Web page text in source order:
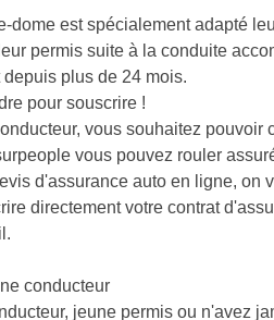
dome est spécialement adapté
permis suite à la conduite
plus de 24 mois.
pour souscrire !
vous souhaitez pouvoir
vous pouvez rouler
d'assurance auto en ligne, on
directement votre contrat
conducteur
jeune permis ou n'avez